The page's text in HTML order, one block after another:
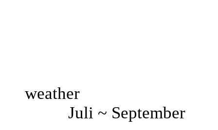
weather
Juli ~ September